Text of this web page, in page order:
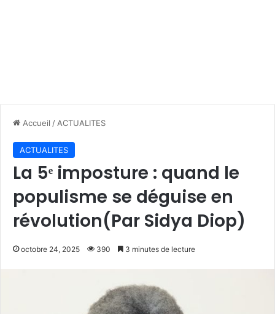
Accueil / ACTUALITES
ACTUALITES
La 5ᵉ imposture : quand le
populisme se déguise en
révolution(Par Sidya Diop)
octobre 24, 2025 390 3 minutes de lecture